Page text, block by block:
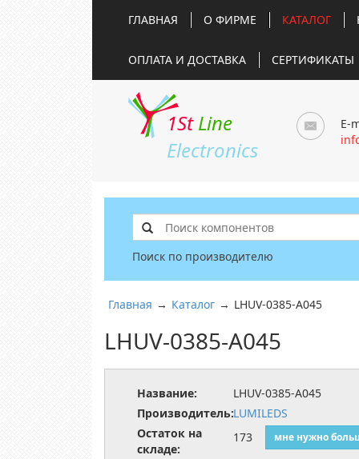
ГЛАВНАЯ О ФИРМЕ КАТАЛОГ
ОПЛАТА И ДОСТАВКА СЕРТИФИКАТЫ
1St Line
Electronics
E-
Поиск по производителю
Главная → Каталог → LHUV-0385-A045
LHUV-0385-A045
Название:
LHUV-0385-A045
Производитель:LUMILEDS
Остаток на
складе:
173 мне нужно